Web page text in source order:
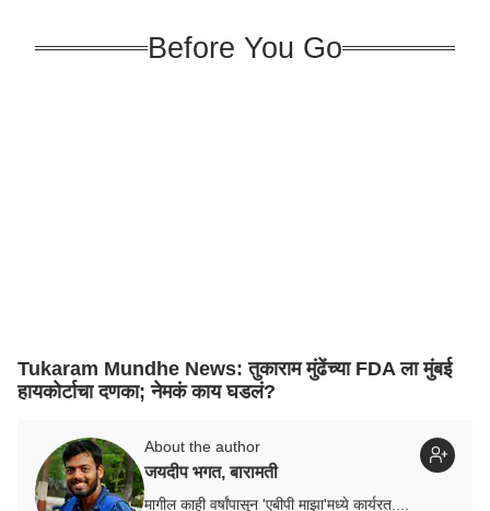
Before You Go
Tukaram Mundhe News: तुकाराम मुंढेंच्या FDA ला मुंबई
हायकोर्टाचा दणका; नेमकं काय घडलं?
About the author
जयदीप भगत, बारामती
मागील काही वर्षांपासून 'एबीपी माझा'मध्ये कार्यरत....